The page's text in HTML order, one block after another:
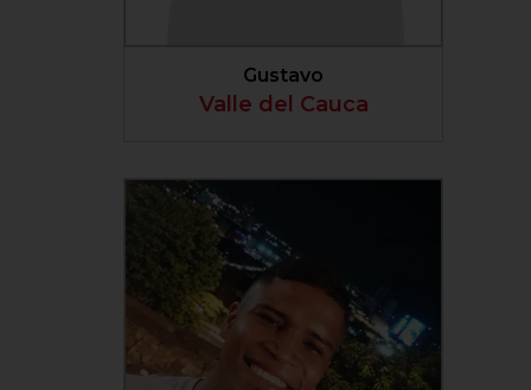
Gustavo
Valle del Cauca